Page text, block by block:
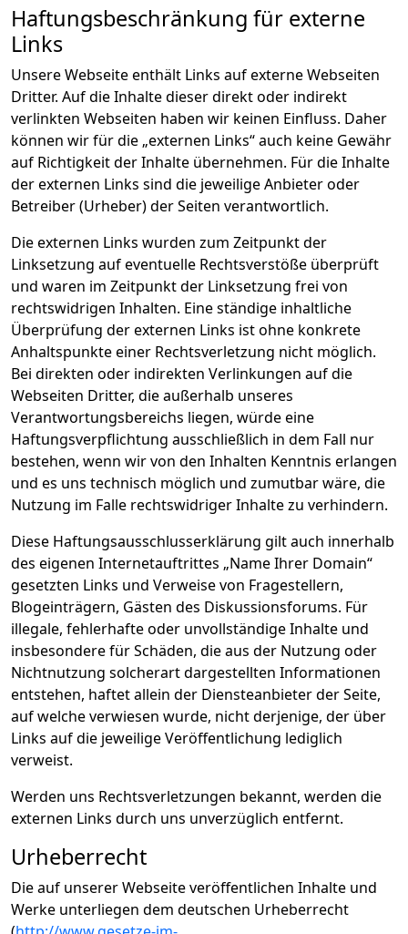
Haftungsbeschränkung für externe
Links
Unsere Webseite enthält Links auf externe Webseiten
Dritter. Auf die Inhalte dieser direkt oder indirekt
verlinkten Webseiten haben wir keinen Einfluss. Daher
können wir für die „externen Links“ auch keine Gewähr
auf Richtigkeit der Inhalte übernehmen. Für die Inhalte
der externen Links sind die jeweilige Anbieter oder
Betreiber (Urheber) der Seiten verantwortlich.
Die externen Links wurden zum Zeitpunkt der
Linksetzung auf eventuelle Rechtsverstöße überprüft
und waren im Zeitpunkt der Linksetzung frei von
rechtswidrigen Inhalten. Eine ständige inhaltliche
Überprüfung der externen Links ist ohne konkrete
Anhaltspunkte einer Rechtsverletzung nicht möglich.
Bei direkten oder indirekten Verlinkungen auf die
Webseiten Dritter, die außerhalb unseres
Verantwortungsbereichs liegen, würde eine
Haftungsverpflichtung ausschließlich in dem Fall nur
bestehen, wenn wir von den Inhalten Kenntnis erlangen
und es uns technisch möglich und zumutbar wäre, die
Nutzung im Falle rechtswidriger Inhalte zu verhindern.
Diese Haftungsausschlusserklärung gilt auch innerhalb
des eigenen Internetauftrittes „Name Ihrer Domain“
gesetzten Links und Verweise von Fragestellern,
Blogeinträgern, Gästen des Diskussionsforums. Für
illegale, fehlerhafte oder unvollständige Inhalte und
insbesondere für Schäden, die aus der Nutzung oder
Nichtnutzung solcherart dargestellten Informationen
entstehen, haftet allein der Diensteanbieter der Seite,
auf welche verwiesen wurde, nicht derjenige, der über
Links auf die jeweilige Veröffentlichung lediglich
verweist.
Werden uns Rechtsverletzungen bekannt, werden die
externen Links durch uns unverzüglich entfernt.
Urheberrecht
Die auf unserer Webseite veröffentlichen Inhalte und
Werke unterliegen dem deutschen Urheberrecht